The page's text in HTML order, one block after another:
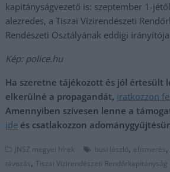
kapitányságvezető is: szeptember 1-
alezredes, a Tiszai Vízirendészeti
Rendészeti Osztályának eddigi
Kép: police.hu
Ha szeretne tájékozott és jól értesült
elkerülné a propagandát, iratkozzon
Amennyiben szívesen lenne a
ide és csatlakozzon
JNSZ megyei hírek busi lászló, elismerés,
távozás,Tiszai Vízirendészeti Rendőrkapitányság